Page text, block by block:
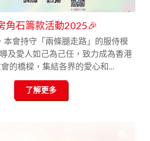
角石籌款活動2025🎉
本會持守「兩條腿走路」的服侍模
及愛人如己為己任，致力成為香港
的橋樑，集結各界的愛心和...
了解更多